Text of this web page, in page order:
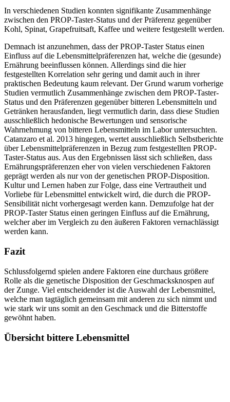
In verschiedenen Studien konnten signifikante Zusammenhänge
zwischen den PROP-Taster-Status und der Präferenz gegenüber
Kohl, Spinat, Grapefruitsaft, Kaffee und weitere festgestellt werden.
Demnach ist anzunehmen, dass der PROP-Taster Status einen
Einfluss auf die Lebensmittelpräferenzen hat, welche die (gesunde)
Ernährung beeinflussen können. Allerdings sind die hier
festgestellten Korrelation sehr gering und damit auch in ihrer
praktischen Bedeutung kaum relevant. Der Grund warum vorherige
Studien vermutlich Zusammenhänge zwischen dem PROP-Taster-
Status und den Präferenzen gegenüber bitteren Lebensmitteln und
Getränken herausfanden, liegt vermutlich darin, dass diese Studien
ausschließlich hedonische Bewertungen und sensorische
Wahrnehmung von bitteren Lebensmitteln im Labor untersuchten.
Catanzaro et al. 2013 hingegen, wertet ausschließlich Selbstberichte
über Lebensmittelpräferenzen in Bezug zum festgestellten PROP-
Taster-Status aus. Aus den Ergebnissen lässt sich schließen, dass
Ernährungspräferenzen eher von vielen verschiedenen Faktoren
geprägt werden als nur von der genetischen PROP-Disposition.
Kultur und Lernen haben zur Folge, dass eine Vertrautheit und
Vorliebe für Lebensmittel entwickelt wird, die durch die PROP-
Sensibilität nicht vorhergesagt werden kann. Demzufolge hat der
PROP-Taster Status einen geringen Einfluss auf die Ernährung,
welcher aber im Vergleich zu den äußeren Faktoren vernachlässigt
werden kann.
Fazit
Schlussfolgernd spielen andere Faktoren eine durchaus größere
Rolle als die genetische Disposition der Geschmacksknospen auf
der Zunge. Viel entscheidender ist die Auswahl der Lebensmittel,
welche man tagtäglich gemeinsam mit anderen zu sich nimmt und
wie stark wir uns somit an den Geschmack und die Bitterstoffe
gewöhnt haben.
Übersicht bittere Lebensmittel